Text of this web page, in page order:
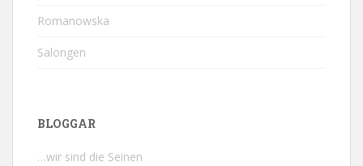
Romanowska
Salongen
BLOGGAR
…wir sind die Seinen